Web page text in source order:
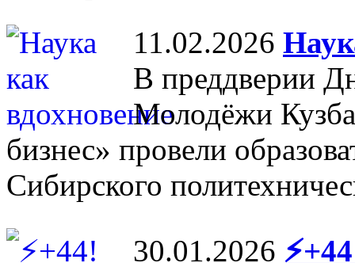
11.02.2026
В преддверии
Молодёжи
бизнес» провели
Сибирского
30.01.2026